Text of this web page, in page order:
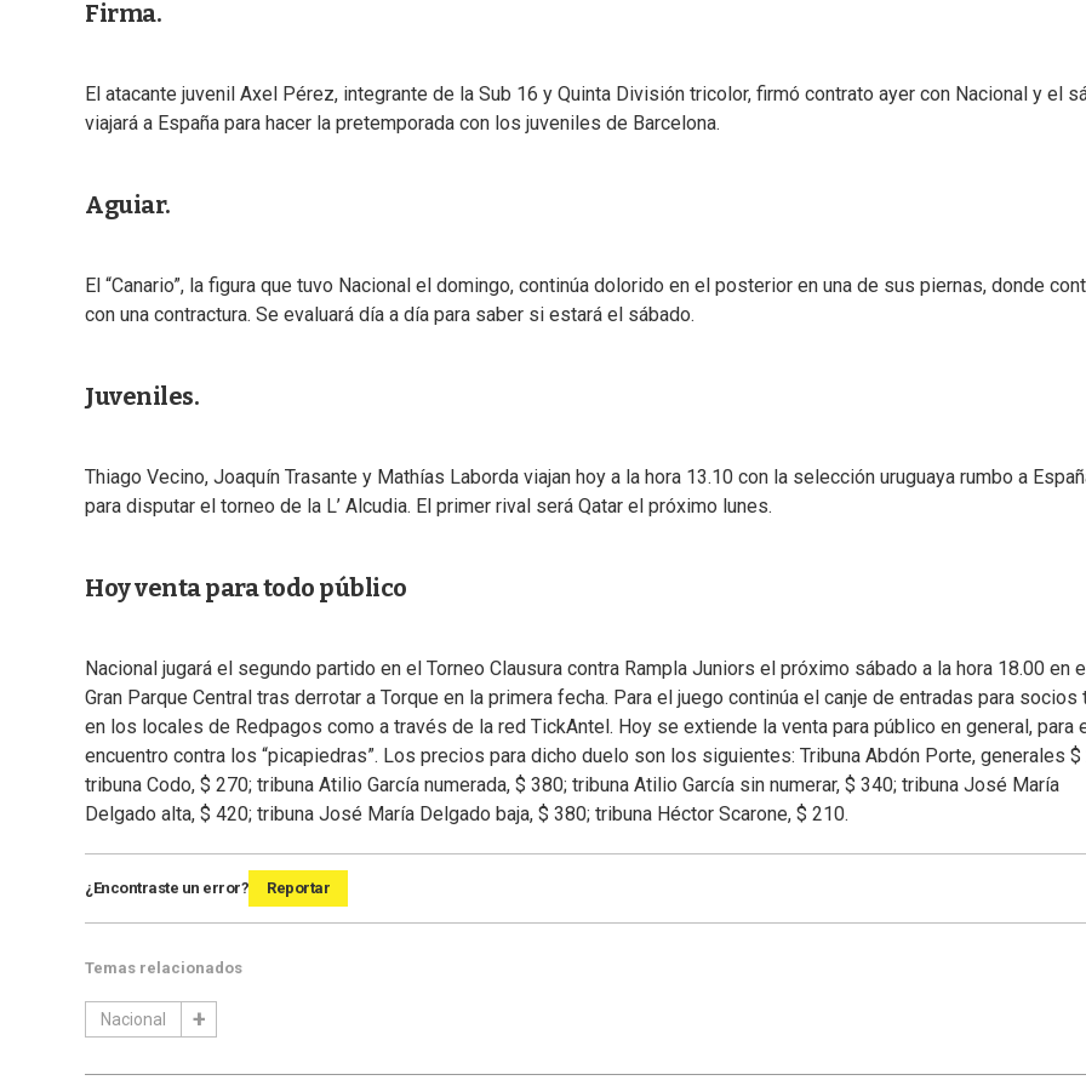
Firma.
El atacante juvenil Axel Pérez, integrante de la Sub 16 y Quinta División tricolor, firmó contrato ayer con Nacional y el
viajará a España para hacer la pretemporada con los juveniles de Barcelona.
Aguiar.
El “Canario”, la figura que tuvo Nacional el domingo, continúa dolorido en el posterior en una de sus piernas, donde
con una contractura. Se evaluará día a día para saber si estará el sábado.
Juveniles.
Thiago Vecino, Joaquín Trasante y Mathías Laborda viajan hoy a la hora 13.10 con la selección uruguaya rumbo a
para disputar el torneo de la L’ Alcudia. El primer rival será Qatar el próximo lunes.
Hoy venta para todo público
Nacional jugará el segundo partido en el Torneo Clausura contra Rampla Juniors el próximo sábado a la hora 18.00 en el
Gran Parque Central tras derrotar a Torque en la primera fecha. Para el juego continúa el canje de entradas para socios
en los locales de Redpagos como a través de la red TickAntel. Hoy se extiende la venta para público en general, para
encuentro contra los “picapiedras”. Los precios para dicho duelo son los siguientes: Tribuna Abdón Porte, generales $
tribuna Codo, $ 270; tribuna Atilio García numerada, $ 380; tribuna Atilio García sin numerar, $ 340; tribuna José María
Delgado alta, $ 420; tribuna José María Delgado baja, $ 380; tribuna Héctor Scarone, $ 210.
¿Encontraste un error? Reportar
Temas relacionados
Nacional